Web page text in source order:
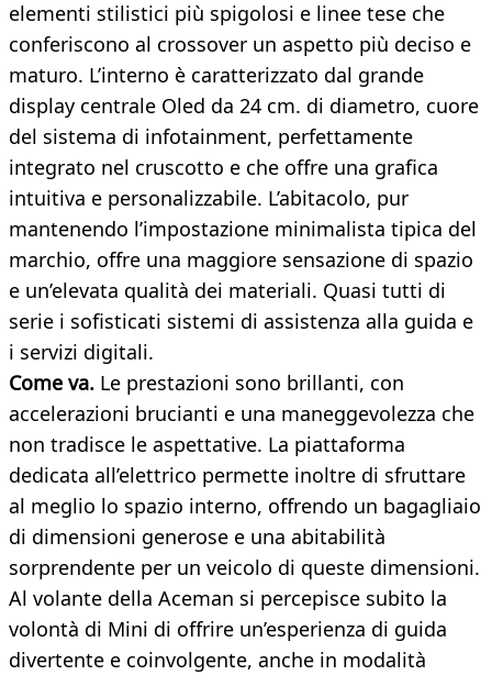
elementi stilistici più spigolosi e linee tese che
conferiscono al crossover un aspetto più deciso e
maturo. L’interno è caratterizzato dal grande
display centrale Oled da 24 cm. di diametro, cuore
del sistema di infotainment, perfettamente
integrato nel cruscotto e che offre una grafica
intuitiva e personalizzabile. L’abitacolo, pur
mantenendo l’impostazione minimalista tipica del
marchio, offre una maggiore sensazione di spazio
e un’elevata qualità dei materiali. Quasi tutti di
serie i sofisticati sistemi di assistenza alla guida e
i servizi digitali.
Come va. Le prestazioni sono brillanti, con
accelerazioni brucianti e una maneggevolezza che
non tradisce le aspettative. La piattaforma
dedicata all’elettrico permette inoltre di sfruttare
al meglio lo spazio interno, offrendo un bagagliaio
di dimensioni generose e una abitabilità
sorprendente per un veicolo di queste dimensioni.
Al volante della Aceman si percepisce subito la
volontà di Mini di offrire un’esperienza di guida
divertente e coinvolgente, anche in modalità